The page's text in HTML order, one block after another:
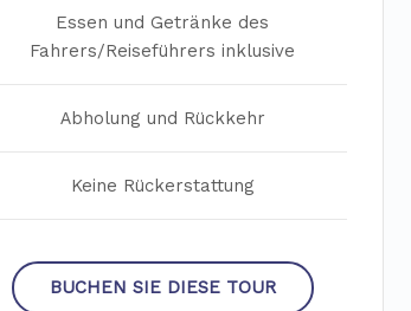
Essen und Getränke des
Fahrers/Reiseführers inklusive
Abholung und Rückkehr
Keine Rückerstattung
BUCHEN SIE DIESE TOUR